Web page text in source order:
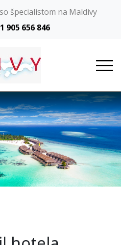
špecialistom na Maldivy
905 656 846